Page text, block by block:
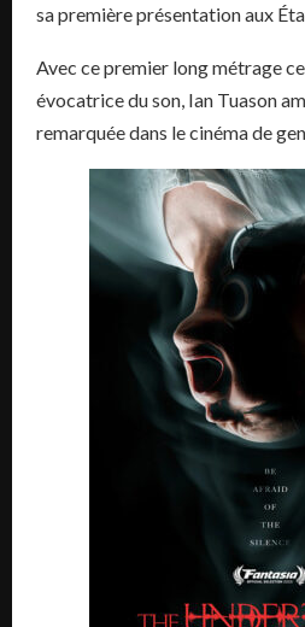
sa première présentation aux
Avec ce premier long métrage
évocatrice du son, Ian Tuason
remarquée dans le cinéma de